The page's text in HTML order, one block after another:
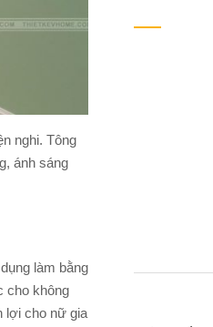
nghi. Tông
ánh sáng
làm bằng
cho không
lợi cho nữ gia